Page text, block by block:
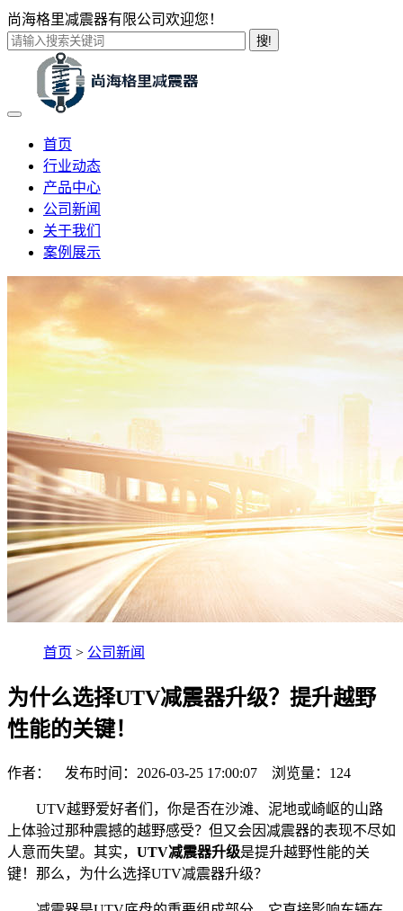
尚海格里减震器有限公司欢迎您！
搜!
首页
行业动态
产品中心
公司新闻
关于我们
案例展示
首页 > 公司新闻
为什么选择UTV减震器升级？提升越野
性能的关键！
作者： 发布时间：2026-03-25 17:00:07 浏览量： 124
UTV越野爱好者们，你是否在沙滩、泥地或崎岖的山路
上体验过那种震撼的越野感受？但又会因减震器的表现不尽如
人意而失望。其实， UTV减震器升级是提升越野性能的关
键！那么，为什么选择UTV减震器升级？